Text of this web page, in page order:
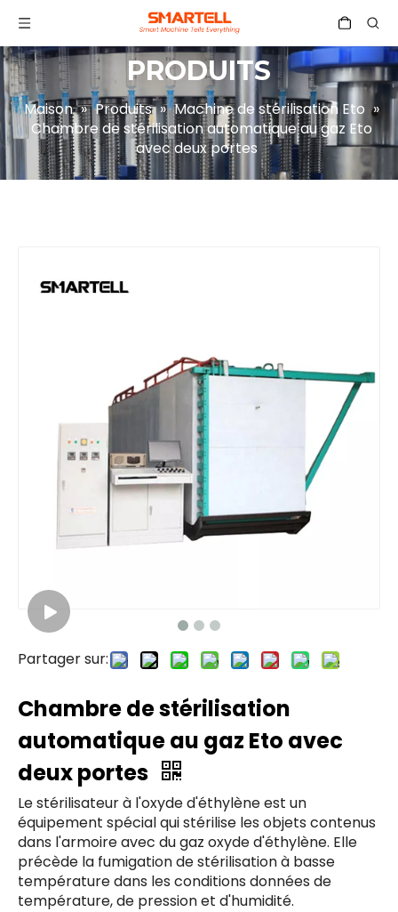
PRODUITS
Maison » Produits » Machine de stérilisation Eto »
Chambre de stérilisation automatique au gaz Eto
avec deux portes
Partager sur:
Chambre de stérilisation
automatique au gaz Eto avec
deux portes
Le stérilisateur à l'oxyde d'éthylène est un
équipement spécial qui stérilise les objets contenus
dans l'armoire avec du gaz oxyde d'éthylène. Elle
précède la fumigation de stérilisation à basse
température dans les conditions données de
température, de pression et d'humidité.